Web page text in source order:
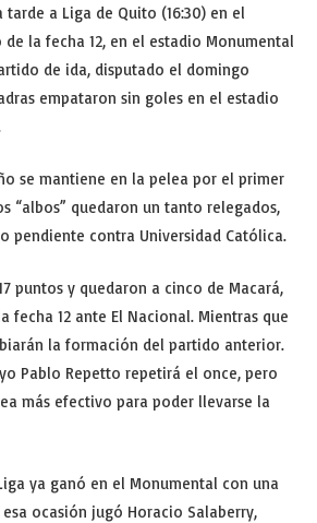
a Liga de Quito (16:30) en el
la fecha 12, en el estadio Monumental
de ida, disputado el domingo
empataron sin goles en el estadio
se mantiene en la pelea por el primer
“albos” quedaron un tanto relegados,
pendiente contra Universidad Católica.
puntos y quedaron a cinco de Macará,
fecha 12 ante El Nacional. Mientras que
la formación del partido anterior.
Pablo Repetto repetirá el once, pero
más efectivo para poder llevarse la
ya ganó en el Monumental con una
ocasión jugó Horacio Salaberry,